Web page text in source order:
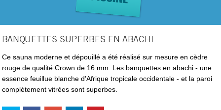
BANQUETTES SUPERBES EN ABACHI
Ce sauna moderne et dépouillé a été réalisé sur mesure en cèdre
rouge de qualité Crown de 16 mm. Les banquettes en abachi - une
essence feuillue blanche d’Afrique tropicale occidentale - et la paroi
complètement vitrées sont superbes.